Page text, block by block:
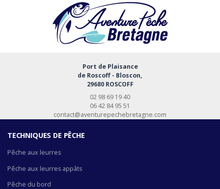
Port de Plaisance
de Roscoff - Bloscon,
29680 ROSCOFF
02 98 69 19 40
06 42 84 95 51
contact@aventurepechebretagne.com
TECHNIQUES DE PÊCHE
Pêche aux leurres
Pêche aux leurres appâts
Pêche du bord